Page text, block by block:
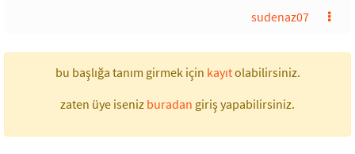
sudenaz07
bu başlığa tanım girmek için kayıtolabilirsiniz.
zaten üye iseniz buradan giriş yapabilirsiniz.